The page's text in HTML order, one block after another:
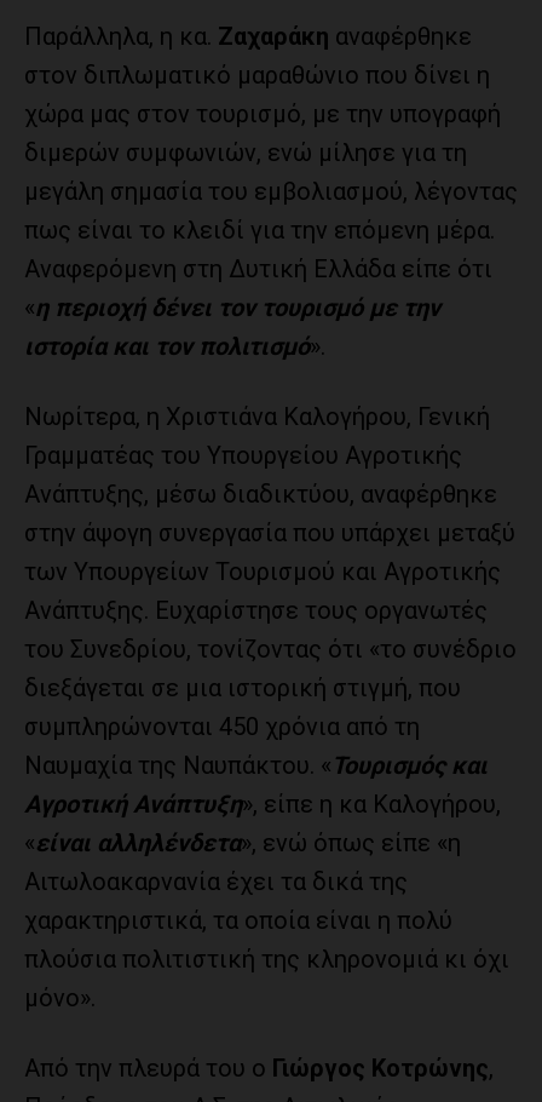
Παράλληλα, η κα. Ζαχαράκη αναφέρθηκε
στον διπλωματικό μαραθώνιο που δίνει η
χώρα μας στον τουρισμό, με την υπογραφή
διμερών συμφωνιών, ενώ μίλησε για τη
μεγάλη σημασία του εμβολιασμού, λέγοντας
πως είναι το κλειδί για την επόμενη μέρα.
Αναφερόμενη στη Δυτική Ελλάδα είπε ότι
«η περιοχή δένει τον τουρισμό με την
ιστορία και τον πολιτισμό».
Νωρίτερα, η Χριστιάνα Καλογήρου, Γενική
Γραμματέας του Υπουργείου Αγροτικής
Ανάπτυξης, μέσω διαδικτύου, αναφέρθηκε
στην άψογη συνεργασία που υπάρχει μεταξύ
των Υπουργείων Τουρισμού και Αγροτικής
Ανάπτυξης. Ευχαρίστησε τους οργανωτές
του Συνεδρίου, τονίζοντας ότι «το συνέδριο
διεξάγεται σε μια ιστορική στιγμή, που
συμπληρώνονται 450 χρόνια από τη
Ναυμαχία της Ναυπάκτου. « Τουρισμός και
Αγροτική Ανάπτυξη», είπε η κα Καλογήρου,
«είναι αλληλένδετα», ενώ όπως είπε «η
Αιτωλοακαρνανία έχει τα δικά της
χαρακτηριστικά, τα οποία είναι η πολύ
πλούσια πολιτιστική της κληρονομιά κι όχι
μόνο».
Από την πλευρά του ο Γιώργος Κοτρώνης,